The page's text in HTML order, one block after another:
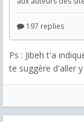
Ps : Jibeh t'a
te suggère d'aller